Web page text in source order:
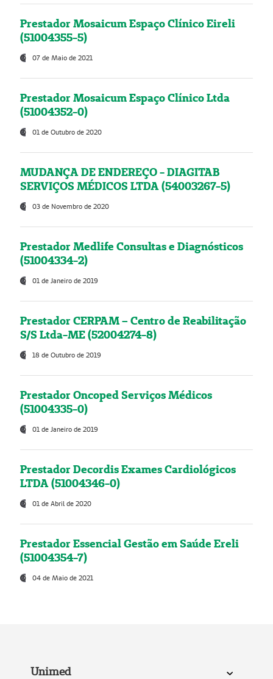
Prestador Mosaicum Espaço Clínico Eireli
(51004355-5)
07 de Maio de 2021
Prestador Mosaicum Espaço Clínico Ltda
(51004352-0)
01 de Outubro de 2020
MUDANÇA DE ENDEREÇO - DIAGITAB
SERVIÇOS MÉDICOS LTDA (54003267-5)
03 de Novembro de 2020
Prestador Medlife Consultas e Diagnósticos
(51004334-2)
01 de Janeiro de 2019
Prestador CERPAM – Centro de Reabilitação
S/S Ltda-ME (52004274-8)
18 de Outubro de 2019
Prestador Oncoped Serviços Médicos
(51004335-0)
01 de Janeiro de 2019
Prestador Decordis Exames Cardiológicos
LTDA (51004346-0)
01 de Abril de 2020
Prestador Essencial Gestão em Saúde Ereli
(51004354-7)
04 de Maio de 2021
Unimed